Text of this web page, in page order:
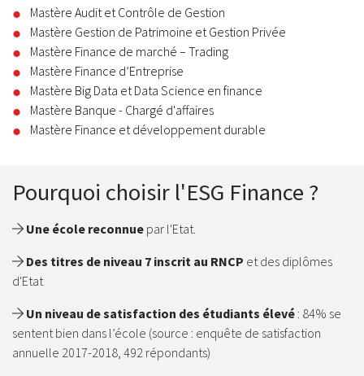
Mastère Audit et Contrôle de Gestion
Mastère Gestion de Patrimoine et Gestion Privée
Mastère Finance de marché – Trading
Mastère Finance d’Entreprise
Mastère Big Data et Data Science en finance
Mastère Banque - Chargé d'affaires
Mastère Finance et développement durable
Pourquoi choisir l'ESG Finance ?
Une école reconnue par l'Etat.
Des titres de niveau 7 inscrit au RNCP et des diplômes
d'Etat
Un niveau de satisfaction des étudiants élevé : 84% se
sentent bien dans l’école (source : enquête de satisfaction
annuelle 2017-2018, 492 répondants)